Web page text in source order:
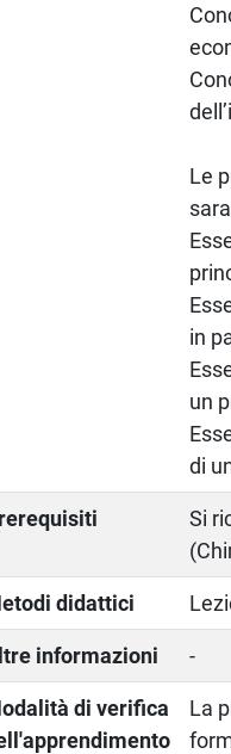
Le
in
un
di
Si
didattici
informazioni -
di verifica
La